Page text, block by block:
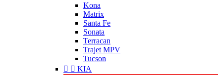
Kona
Matrix
Santa Fe
Sonata
Terracan
Trajet MPV
Tucson
  KIA